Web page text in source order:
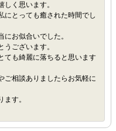
く思います。
にとっても癒された時間でし
お似合いでした。
ございます。
ても綺麗に落ちると思います
ご相談ありましたらお気軽に
す。